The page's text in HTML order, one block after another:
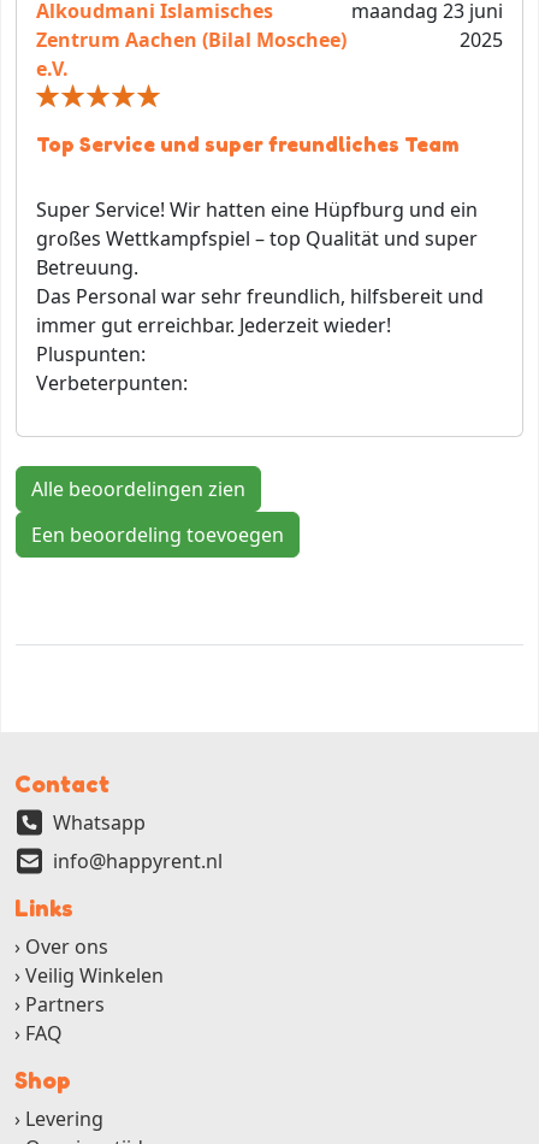
Alkoudmani Islamisches
Zentrum Aachen (Bilal Moschee)
e.V.
maandag 23 juni
2025
Top Service und super freundliches Team
Super Service! Wir hatten eine Hüpfburg und ein
großes Wettkampfspiel – top Qualität und super
Betreuung.
Das Personal war sehr freundlich, hilfsbereit und
immer gut erreichbar. Jederzeit wieder!
Pluspunten:
Verbeterpunten:
Alle beoordelingen zien
Een beoordeling toevoegen
Contact
Whatsapp
info@happyrent.nl
Links
Over ons
Veilig Winkelen
Partners
FAQ
Shop
Levering